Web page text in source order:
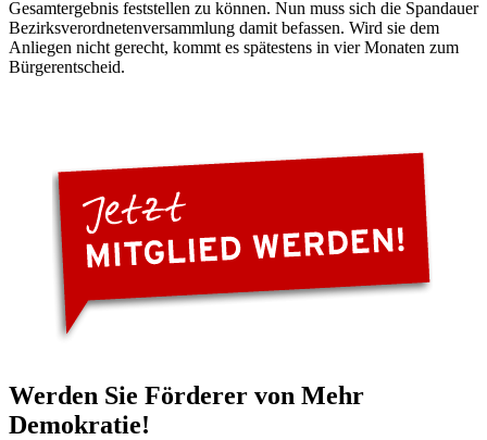
Gesamtergebnis feststellen zu können. Nun muss sich die Spandauer
Bezirksverordnetenversammlung damit befassen. Wird sie dem
Anliegen nicht gerecht, kommt es spätestens in vier Monaten zum
Bürgerentscheid.
Werden Sie Förderer von Mehr
Demokratie!